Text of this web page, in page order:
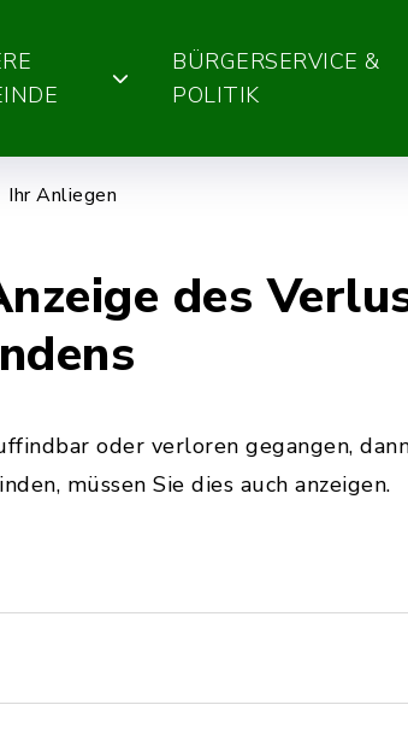
BÜRGERSERVICE &
POLITIK
Ihr Anliegen
des
oder verloren gegangen,
müssen Sie dies auch anzeigen.